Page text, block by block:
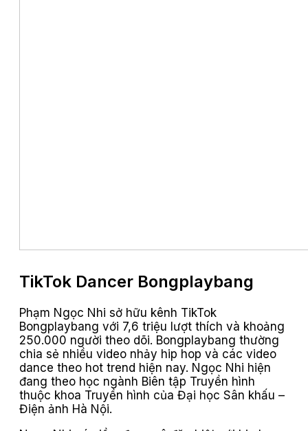
TikTok Dancer Bongplaybang
Phạm Ngọc Nhi sở hữu kênh TikTok
Bongplaybang với 7,6 triệu lượt thích và khoảng
250.000 người theo dõi. Bongplaybang thường
chia sẻ nhiều video nhảy hip hop và các video
dance theo hot trend hiện nay. Ngọc Nhi hiện
đang theo học ngành Biên tập Truyền hình
thuộc khoa Truyền hình của Đại học Sân khấu –
Điện ảnh Hà Nội.